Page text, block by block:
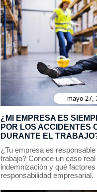
mayo 27,
¿MI EMPRESA ES
POR LOS ACCIDENTES
DURANTE EL
¿Tu empresa es
trabajo? Conoce un caso
indemnización y qué
responsabilidad empresarial.